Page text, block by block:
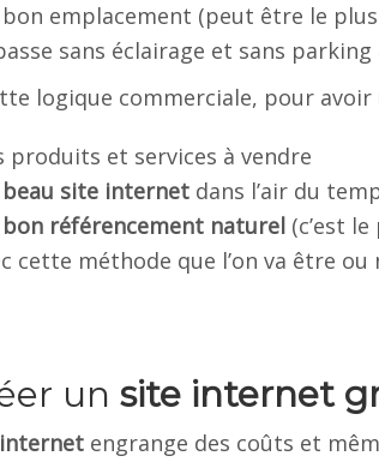
bon emplacement (peut être le
sans éclairage et sans
logique commerciale, pour
produits et services à vendre
beau site internet dans l’air du
bon référencement naturel (c’est
cette méthode que l’on va être
un site internet
engrange des coûts et